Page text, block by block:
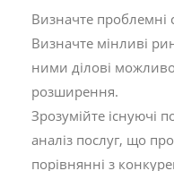
Визначте проблемні
Визначте мінливі
ними ділові
розширення.
Зрозумійте існуючі
аналіз послуг, що
порівнянні з